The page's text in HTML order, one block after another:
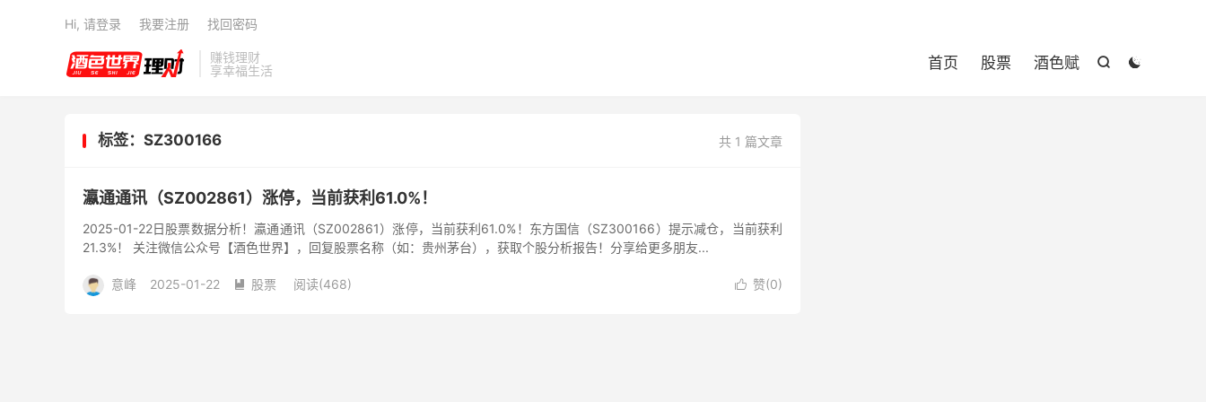
赚钱理财
享幸福生活


首页 股票 酒色赋
Hi, 请登录 我要注册 找回密码
共 1 篇文章
标签：SZ300166
瀛通通讯（SZ002861）涨停，当前获利61.0%！
2025-01-22日股票数据分析！瀛通通讯（SZ002861）涨停，当前获利61.0%！东方国信（SZ300166）提示减仓，当前获利
21.3%！ 关注微信公众号【酒色世界】，回复股票名称（如：贵州茅台），获取个股分析报告！分享给更多朋友...
 赞(0)
意峰 2025-01-22  股票 阅读(468)